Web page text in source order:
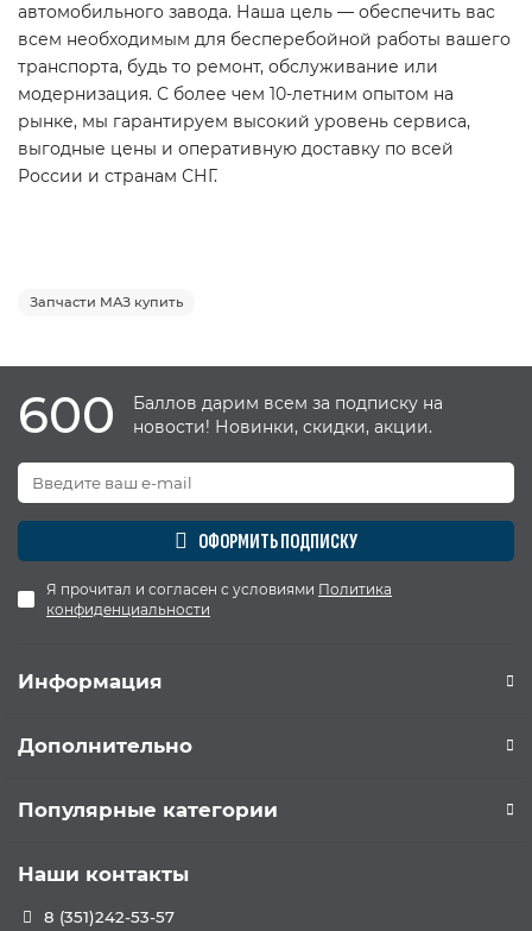
автомобильного завода. Наша цель — обеспечить вас
всем необходимым для бесперебойной работы вашего
транспорта, будь то ремонт, обслуживание или
модернизация. С более чем 10-летним опытом на
рынке, мы гарантируем высокий уровень сервиса,
выгодные цены и оперативную доставку по всей
России и странам СНГ.
Запчасти МАЗ купить
600
Баллов дарим всем за подписку на
новости! Новинки, скидки, акции.
ОФОРМИТЬ ПОДПИСКУ
Я прочитал и согласен с условиями Политика
конфиденциальности
Информация
Дополнительно
Популярные категории
Наши контакты
8 (351)242-53-57